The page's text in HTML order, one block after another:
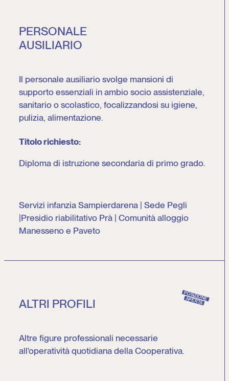
PERSONALE
AUSILIARIO
Il personale ausiliario svolge mansioni di
supporto essenziali in ambio socio assistenziale,
sanitario o scolastico, focalizzandosi su igiene,
pulizia, alimentazione.
Titolo richiesto:
Diploma di istruzione secondaria di primo grado.
Servizi infanzia Sampierdarena | Sede Pegli
|Presidio riabilitativo Prà | Comunità alloggio
Manesseno e Paveto
ALTRI PROFILI
POSIZIONE
APERTA
Altre figure professionali necessarie
all'operatività quotidiana della Cooperativa.